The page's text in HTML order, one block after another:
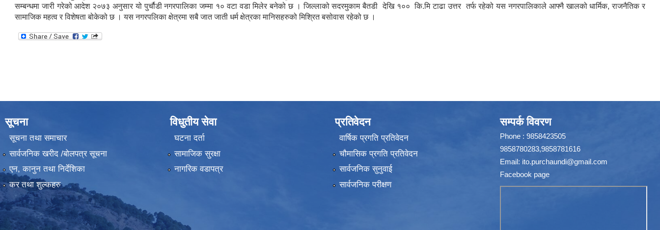
सम्बन्धमा जारी गरेको आदेश २०७३ अनुसार यो पुर्चौडी नगरपालिका जम्मा १० वटा वडा मिलेर बनेको छ । जिल्लाको सदरमुकाम बैतडी देखि १०० कि.मि टाढा उत्तर तर्फ रहेको यस नगरपालिकाले आफ्नै खालको धार्मिक, राजनैतिक र
सामाजिक महत्व र विशेषता बोकेको छ । यस नगरपलिका क्षेत्रमा सबै जात जाती धर्म क्षेत्रका मानिसहरुको मिश्रित बसोवास रहेको छ ।
सूचना
सूचना तथा समाचार
सार्वजनिक खरीद /बोलपत्र सूचना
एन, कानुन तथा निर्देशिका
कर तथा शुल्कहरु
विधुतीय सेवा
घटना दर्ता
सामाजिक सुरक्षा
नागरिक वडापत्र
प्रतिवेदन
वार्षिक प्रगति प्रतिवेदन
चौमासिक प्रगति प्रतिवेदन
सार्वजनिक सुनुवाई
सार्वजनिक परीक्षण
सम्पर्क विवरण
Phone : 9858423505
9858780283,9858781616
Email: ito.purchaundi@gmail.com
Facebook page